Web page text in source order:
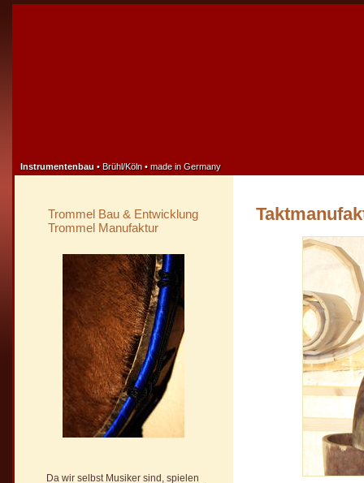
Instrumentenbau • Brühl/Köln • made in Germany
Trommel Bau & Entwicklung
Trommel Manufaktur
Da wir selbst Musiker sind, spielen